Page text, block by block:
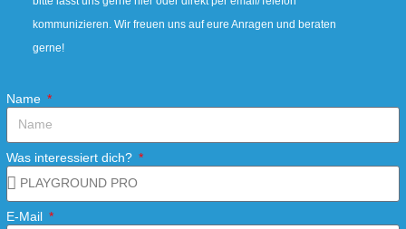
kommunizieren. Wir freuen uns auf eure Anragen und beraten
gerne!
Name
Was interessiert dich?
E-Mail